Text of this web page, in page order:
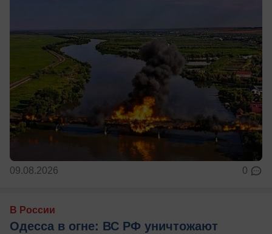
09.08.2026 0
В России
Одесса в огне: ВС РФ уничтожают